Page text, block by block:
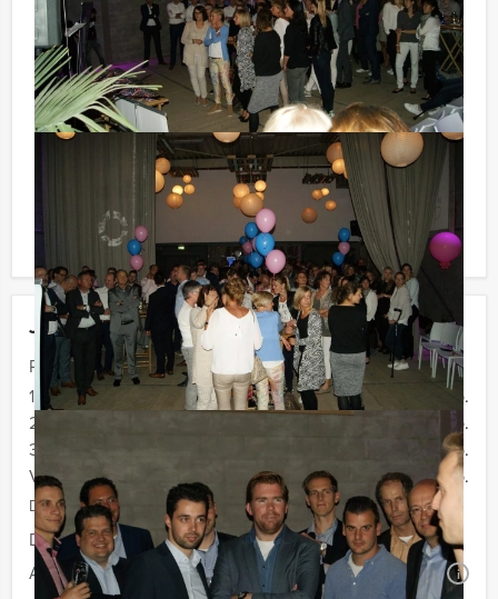
Jouw uitje
Prijs :
12 - 19 personen
€ 62,50 p.p.
20 - 29 personen
€ 59,50 p.p.
30 - 39 personen
€ 56,50 p.p.
Vanaf 40 personen
€ 54,50 p.p.
De prijzen zijn exclusief BTW
Duur:
3 uur en 30 minuten
Aantal:
Minimaal 12 personen i
te rekenen? Voor € 13,50 per persoon per uur (excl.
BTW) kunt u gebruikmaken van het drankarrangement,
waarbij u onbeperkt kunt genieten van bier, fris,
huiswijn, koffie en thee. Zo komt u ook achteraf niet
voor verrassingen te staan!
Komen jullie niet aan het minimale aantal deelnemers?
Als je bereid bent voor het minimale aantal te betalen,
kan je ook gewoon voor minder personen boeken!